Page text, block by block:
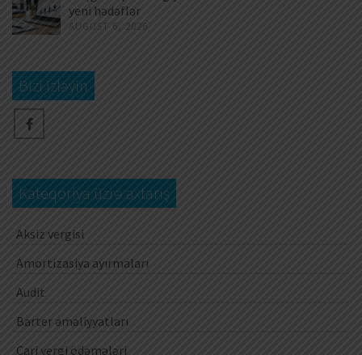
yeni hədəflər
AUGUST 6, 2026
Bizi izləyin
Kateqoriya üzrə axtarış
Aksiz vergisi
Amortizasiya ayırmaları
Audit
Barter əməliyyatları
Cari vergi ödəmələri